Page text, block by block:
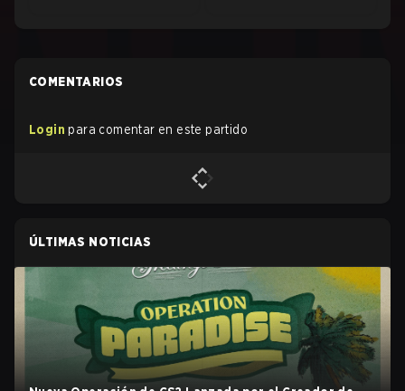
COMENTARIOS
Login para comentar en este partido
ÚLTIMAS NOTICIAS